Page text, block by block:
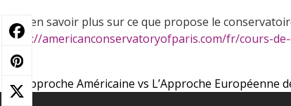
Pour en savoir plus sur ce que propose le
https://americanconservatoryofparis.com/fr/cours-
previous
L’Approche Américaine vs L’Approche Européenne